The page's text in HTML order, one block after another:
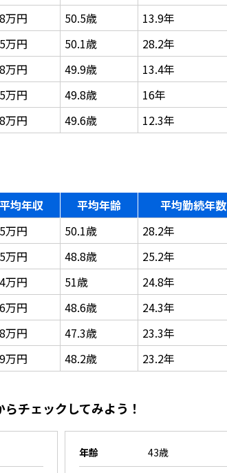
万円 50.5歳 13.9年
万円 50.1歳 28.2年
万円 49.9歳 13.4年
万円 49.8歳 16年
万円 49.6歳 12.3年
平均年収 平均年齢 平均勤続年数
万円 50.1歳 28.2年
万円 48.8歳 25.2年
万円 51歳 24.8年
万円 48.6歳 24.3年
万円 47.3歳 23.3年
万円 48.2歳 23.2年
チェックしてみよう！
年齢 43歳